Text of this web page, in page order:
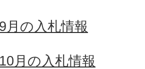
月の入札情報
月の入札情報